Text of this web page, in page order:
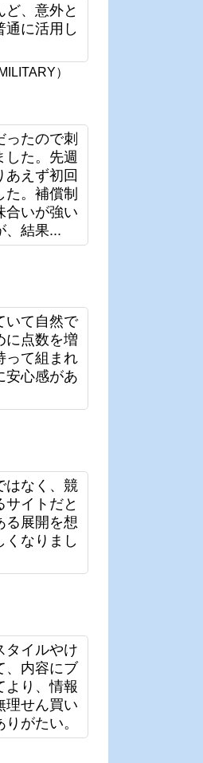
、意外と
通に活用し
）
たので刺
した。先週
あえず初回
。補償制
合いが強い
、結果...
いて自然で
に点数を増
って組まれ
安心感があ
はなく、競
イトだと
る展開を想
くなりまし
タイルやけ
、内容にブ
より、情報
理せん買い
がたい。